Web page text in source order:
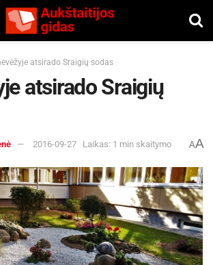
atsirado Sraigių sodas
atsirado Sraigių
2016-09-27 Laikas: 1 min skaitymo AA